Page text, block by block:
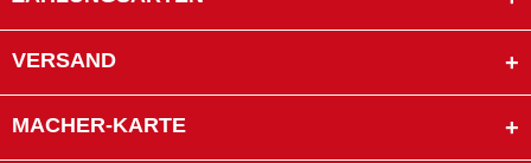
VERSAND
MACHER-KARTE